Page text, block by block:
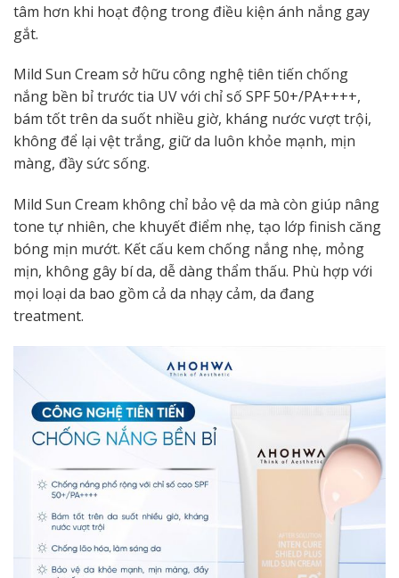
tâm hơn khi hoạt động trong điều kiện ánh nắng gay
gắt.
Mild Sun Cream sở hữu công nghệ tiên tiến chống
nắng bền bỉ trước tia UV với chỉ số SPF 50+/PA++++,
bám tốt trên da suốt nhiều giờ, kháng nước vượt trội,
không để lại vệt trắng, giữ da luôn khỏe mạnh, mịn
màng, đầy sức sống.
Mild Sun Cream không chỉ bảo vệ da mà còn giúp nâng
tone tự nhiên, che khuyết điểm nhẹ, tạo lớp finish căng
bóng mịn mướt. Kết cấu kem chống nắng nhẹ, mỏng
mịn, không gây bí da, dễ dàng thẩm thấu. Phù hợp với
mọi loại da bao gồm cả da nhạy cảm, da đang
treatment.